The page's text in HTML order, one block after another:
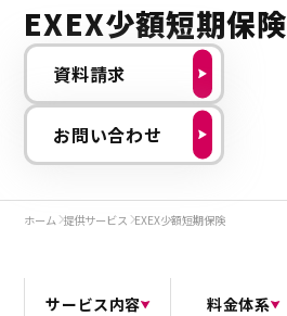
EXEX少額短期保険
資料請求
お問い合わせ
ホーム 提供サービス EXEX少額短期保険
サービス内容 料金体系